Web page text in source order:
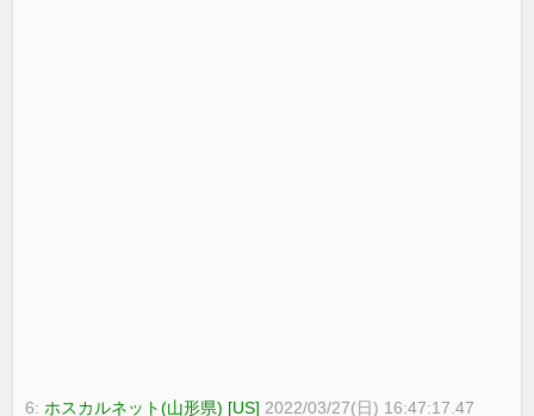
6: ホスカルネット(山形県) [US] 2022/03/27(日) 16:47:17.47